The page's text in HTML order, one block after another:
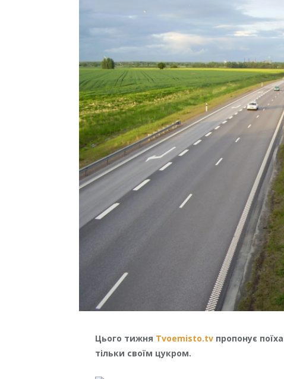
Цього тижня Tvoemisto.tv пропонує
тільки своїм цукром.